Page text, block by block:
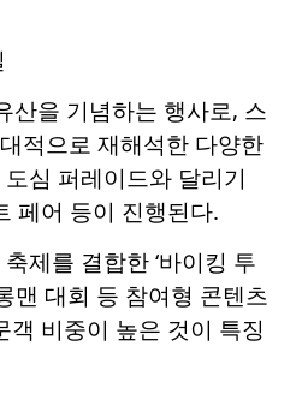
산을 기념하는 행사로, 스
적으로 재해석한 다양한
심 퍼레이드와 달리기
페어 등이 진행된다.
제를 결합한 ‘바이킹 투
맨 대회 등 참여형 콘텐츠
객 비중이 높은 것이 특징